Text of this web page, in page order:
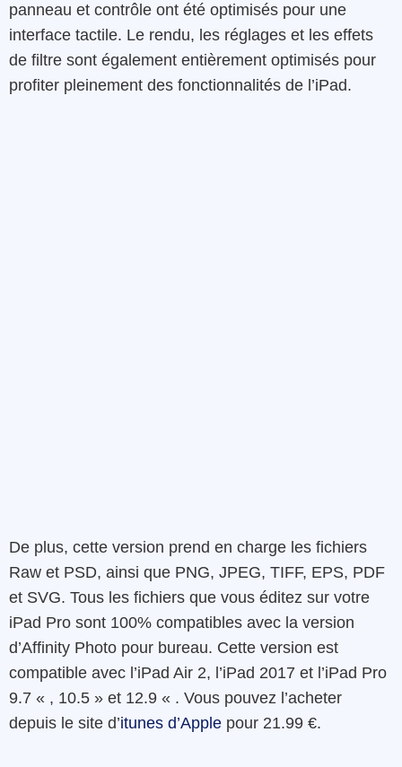
panneau et contrôle ont été optimisés pour une
interface tactile. Le rendu, les réglages et les effets
de filtre sont également entièrement optimisés pour
profiter pleinement des fonctionnalités de l’iPad.
De plus, cette version prend en charge les fichiers
Raw et PSD, ainsi que PNG, JPEG, TIFF, EPS, PDF
et SVG. Tous les fichiers que vous éditez sur votre
iPad Pro sont 100% compatibles avec la version
d’Affinity Photo pour bureau. Cette version est
compatible avec l’iPad Air 2, l’iPad 2017 et l’iPad Pro
9.7 « , 10.5 » et 12.9 « . Vous pouvez l’acheter
depuis le site d’itunes d’Apple pour 21.99 €.